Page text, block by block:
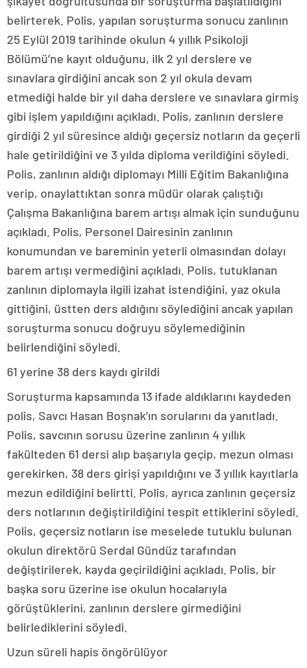
belirterek. Polis, yapılan soruşturma sonucu zanlının
25 Eylül 2019 tarihinde okulun 4 yıllık Psikoloji
Bölümü’ne kayıt olduğunu, ilk 2 yıl derslere ve
sınavlara girdiğini ancak son 2 yıl okula devam
etmediği halde bir yıl daha derslere ve sınavlara girmiş
gibi işlem yapıldığını açıkladı. Polis, zanlının derslere
girdiği 2 yıl süresince aldığı geçersiz notların da geçerli
hale getirildiğini ve 3 yılda diploma verildiğini söyledi.
Polis, zanlının aldığı diplomayı Milli Eğitim Bakanlığına
verip, onaylattıktan sonra müdür olarak çalıştığı
Çalışma Bakanlığına barem artışı almak için sunduğunu
açıkladı. Polis, Personel Dairesinin zanlının
konumundan ve bareminin yeterli olmasından dolayı
barem artışı vermediğini açıkladı. Polis, tutuklanan
zanlının diplomayla ilgili izahat istendiğini, yaz okula
gittiğini, üstten ders aldığını söylediğini ancak yapılan
soruşturma sonucu doğruyu söylemediğinin
belirlendiğini söyledi.
61 yerine 38 ders kaydı girildi
Soruşturma kapsamında 13 ifade aldıklarını kaydeden
polis, Savcı Hasan Boşnak’ın sorularını da yanıtladı.
Polis, savcının sorusu üzerine zanlının 4 yıllık
fakülteden 61 dersi alıp başarıyla geçip, mezun olması
gerekirken, 38 ders girişi yapıldığını ve 3 yıllık kayıtlarla
mezun edildiğini belirtti. Polis, ayrıca zanlının geçersiz
ders notlarının değiştirildiğini tespit ettiklerini söyledi.
Polis, geçersiz notların ise meselede tutuklu bulunan
okulun direktörü Serdal Gündüz tarafından
değiştirilerek, kayda geçirildiğini açıkladı. Polis, bir
başka soru üzerine ise okulun hocalarıyla
görüştüklerini, zanlının derslere girmediğini
belirlediklerini söyledi.
Uzun süreli hapis öngörülüyor